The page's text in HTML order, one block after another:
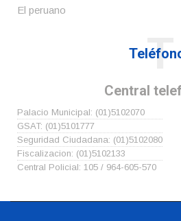
El peruano
T
Central
Palacio Municipal: (01)5102070
GSAT: (01)5101777
Seguridad Ciudadana: (01)5102080
Fiscalizacion: (01)5102133
Central Policial: 105 / 964-605-570